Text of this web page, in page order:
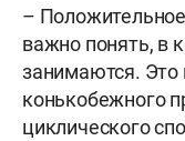
–
важно понять, в
занимаются. Это
конькобежного
циклического